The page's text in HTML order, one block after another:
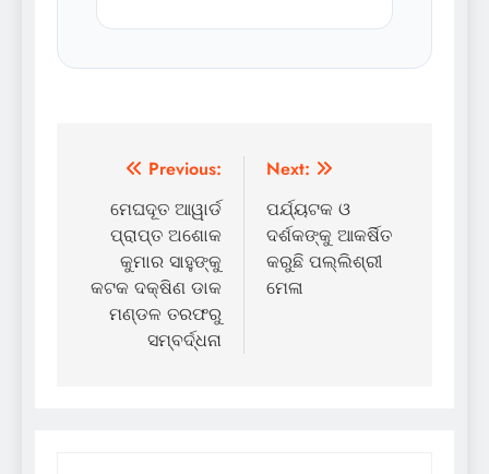
Post
navigation
Previous:
ମେଘଦୂତ ଆୱାର୍ଡ
ପ୍ରାପ୍ତ ଅଶୋକ
କୁମାର ସାହୁଙ୍କୁ
କଟକ ଦକ୍ଷିଣ ଡାକ
ମଣ୍ଡଳ ତରଫରୁ
ସମ୍ବର୍ଦ୍ଧନା
Next:
ପର୍ଯ୍ୟଟକ ଓ
ଦର୍ଶକଙ୍କୁ ଆକର୍ଷିତ
କରୁଛି ପଲ୍ଲିଶ୍ରୀ
ମେଳା